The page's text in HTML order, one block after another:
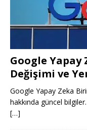
Google
Değişimi ve
Google Yapay Zeka
hakkında güncel
[…]